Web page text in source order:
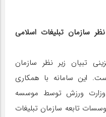
سازمان تبلیغات اسلامی
تبیان زیر نظر سازمان
این سامانه با همکاری
وزارت ورزش توسط موسسه
تابعه سازمان تبلیغات